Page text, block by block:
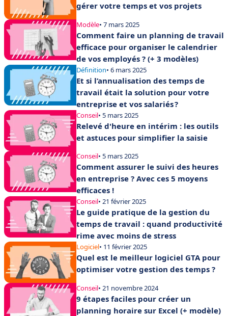
gérer votre temps et vos projets
Modèle• 7 mars 2025
Comment faire un planning de travail
efficace pour organiser le calendrier
de vos employés ? (+ 3 modèles)
Définition• 6 mars 2025
Et si l’annualisation des temps de
travail était la solution pour votre
entreprise et vos salariés ?
Conseil• 5 mars 2025
Relevé d'heure en intérim : les outils
et astuces pour simplifier la saisie
Conseil• 5 mars 2025
Comment assurer le suivi des heures
en entreprise ? Avec ces 5 moyens
efficaces !
Conseil• 21 février 2025
Le guide pratique de la gestion du
temps de travail : quand productivité
rime avec moins de stress
Logiciel• 11 février 2025
Quel est le meilleur logiciel GTA pour
optimiser votre gestion des temps ?
Conseil• 21 novembre 2024
9 étapes faciles pour créer un
planning horaire sur Excel (+ modèle)